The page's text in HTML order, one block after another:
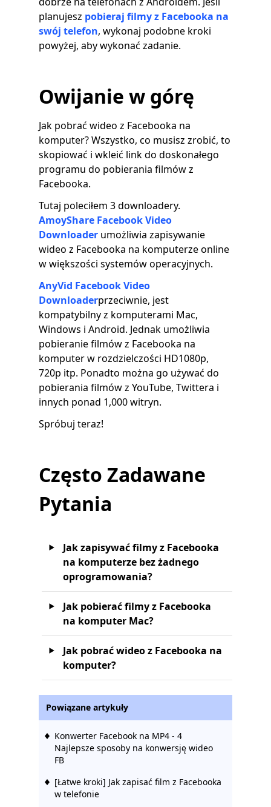
planujesz pobieraj filmy z Facebooka na
swój telefon, wykonaj podobne kroki
powyżej, aby wykonać zadanie.
Owijanie w górę
Jak pobrać wideo z Facebooka na
komputer? Wszystko, co musisz zrobić, to
skopiować i wkleić link do doskonałego
programu do pobierania filmów z
Facebooka.
Tutaj poleciłem 3 downloadery.
AmoyShare Facebook Video
Downloader umożliwia zapisywanie
wideo z Facebooka na komputerze online
w większości systemów operacyjnych.
AnyVid Facebook Video
Downloaderprzeciwnie, jest
kompatybilny z komputerami Mac,
Windows i Android. Jednak umożliwia
pobieranie filmów z Facebooka na
komputer w rozdzielczości HD1080p,
720p itp. Ponadto można go używać do
pobierania filmów z YouTube, Twittera i
innych ponad 1,000 witryn.
Spróbuj teraz!
Często Zadawane
Pytania
Jak zapisywać filmy z Facebooka
na komputerze bez żadnego
oprogramowania?
Jak pobierać filmy z Facebooka
na komputer Mac?
Jak pobrać wideo z Facebooka na
komputer?
Powiązane artykuły
Konwerter Facebook na MP4 - 4
Najlepsze sposoby na konwersję wideo
FB
[Łatwe kroki] Jak zapisać film z Facebooka
w telefonie